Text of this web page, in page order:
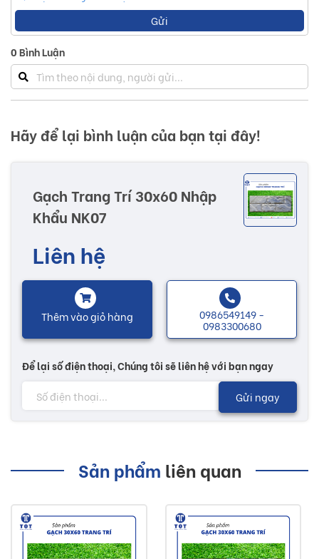
Gửi
0Bình Luận
Hãy để lại bình luận của bạn tại đây!
Gạch Trang Trí 30x60 Nhập
Khẩu NK07
Liên hệ
Thêm vào giỏ hàng 0986549149 -
0983300680
Để lại số điện thoại, Chúng tôi sẽ liên hệ với bạn ngay
Gửi ngay
Sản phẩm liên quan